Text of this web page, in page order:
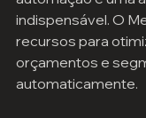
indispensável. O
recursos para
orçamentos e
automaticamente.